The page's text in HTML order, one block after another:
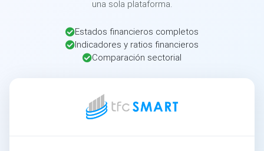
una sola plataforma.
Estados financieros completos
Indicadores y ratios financieros
Comparación sectorial